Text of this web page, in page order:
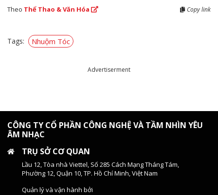
Theo Thể Thao & Văn Hóa Copy link
Tags: Nhuộm Tóc
Advertiserment
CÔNG TY CỔ PHẦN CÔNG NGHỆ VÀ TẦM NHÌN YÊU
ÂM NHẠC
TRỤ SỞ CƠ QUAN
Lầu 12, Tòa nhà Viettel, Số 285 Cách Mạng Tháng Tám,
Phường 12, Quận 10, TP. Hồ Chí Minh, Việt Nam
Quản lý và vận hành bởi